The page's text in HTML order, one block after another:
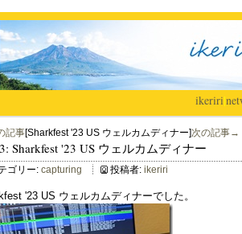
ikeriri|
記事[Sharkfest '23 US ウェルカムディナー]次の記事→
Sharkfest '23 US ウェルカムディナー
ゴリー: capturing 投稿者: ikeriri
'23 US ウェルカムディナーでした。